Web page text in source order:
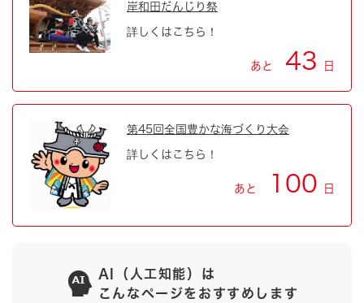
岸和田だんじり祭
詳しくはこちら！
あと 43 日
第45回全国豊かな海づくり大会
詳しくはこちら！
あと 100 日
AI（人工知能）は
こんなページをおすすめします